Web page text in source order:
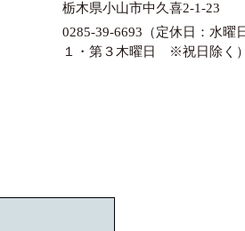
栃木県小山市中久喜2-1-23
0285-39-6693（定休日：水曜
１・第３木曜日 ※祝日除く）